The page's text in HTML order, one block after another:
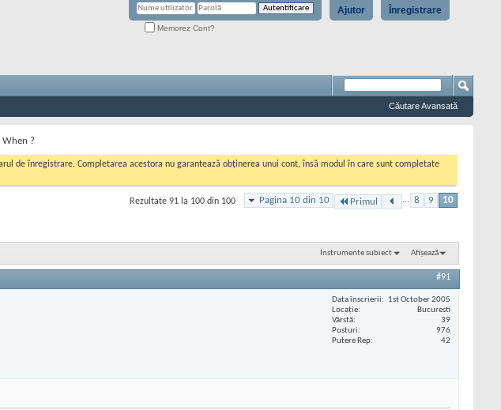
Înregistrare
Ajutor
Memorez Cont?
Căutare Avansată
When ?
de înregistrare. Completarea acestora nu garantează obținerea unui cont, însă modul în care sunt completate
Pagina 10 din 10 Primul ... 8 9 10
Rezultate 91 la 100 din 100
Instrumente subiect Afișează
#91
Data înscrierii
1st October 2005
Locaţie
Bucuresti
Vârstă
39
Posturi
976
Putere Rep
42